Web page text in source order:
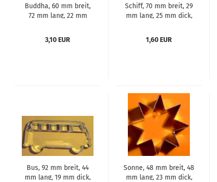
Buddha, 60 mm breit,
72 mm lang, 22 mm
3,10 EUR
Schiff, 70 mm breit, 29
mm lang, 25 mm dick,
1,60 EUR
Bus, 92 mm breit, 44
mm lang, 19 mm dick,
Sonne, 48 mm breit, 48
mm lang, 23 mm dick,